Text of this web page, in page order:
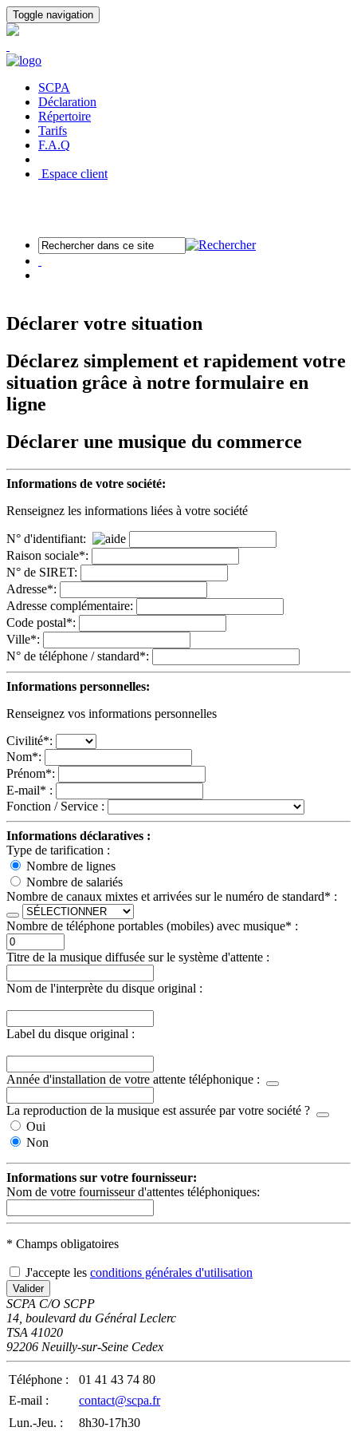
Toggle navigation
SCPA
Déclaration
Répertoire
Tarifs
F.A.Q
Espace client
Déclarer votre situation
Déclarez simplement et rapidement votre
situation grâce à notre formulaire en
ligne
Déclarer une musique du commerce
Informations de votre société:
Renseignez les informations liées à votre société
N° d'identifiant:
Raison sociale*:
N° de SIRET:
Adresse*:
Adresse complémentaire:
Code postal*:
Ville*:
N° de téléphone / standard*:
Informations personnelles:
Renseignez vos informations personnelles
Civilité*:
Nom*:
Prénom*:
E-mail* :
Fonction / Service :
Informations déclaratives :
Type de tarification :
Nombre de lignes
Nombre de salariés
Nombre de canaux mixtes et arrivées sur le numéro de standard* :
Nombre de téléphone portables (mobiles) avec musique* :
Titre de la musique diffusée sur le système d'attente :
Nom de l'interprète du disque original :
Label du disque original :
Année d'installation de votre attente téléphonique :
La reproduction de la musique est assurée par votre société ?
Oui
Non
Informations sur votre fournisseur:
Nom de votre fournisseur d'attentes téléphoniques:
* Champs obligatoires
J'accepte les conditions générales d'utilisation
SCPA C/O SCPP
14, boulevard du Général Leclerc
TSA 41020
92206 Neuilly-sur-Seine Cedex
Téléphone :
01 41 43 74 80
E-mail :
contact@scpa.fr
Lun.-Jeu. :
8h30-17h30
Panneau de gestion des cookies